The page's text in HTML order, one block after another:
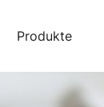
Produkte